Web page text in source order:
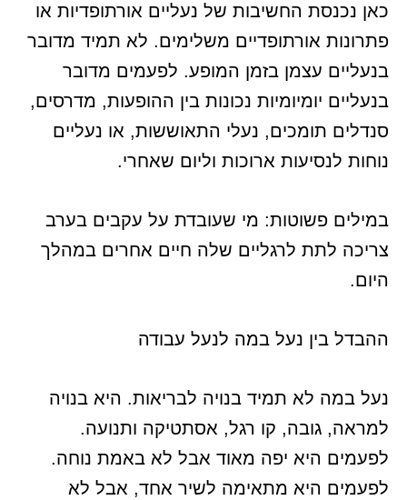
כאן נכנסת החשיבות של נעליים אורתופדיות או
פתרונות אורתופדיים משלימים. לא תמיד מדובר
בנעליים עצמן בזמן המופע. לפעמים מדובר
בנעליים יומיומיות נכונות בין ההופעות, מדרסים,
סנדלים תומכים, נעלי התאוששות, או נעליים
נוחות לנסיעות ארוכות וליום שאחרי.
במילים פשוטות: מי שעובדת על עקבים בערב
צריכה לתת לרגליים שלה חיים אחרים במהלך
היום.
ההבדל בין נעל במה לנעל עבודה
נעל במה לא תמיד בנויה לבריאות. היא בנויה
למראה, גובה, קו רגל, אסתטיקה ותנועה.
לפעמים היא יפה מאוד אבל לא באמת נוחה.
לפעמים היא מתאימה לשיר אחד, אבל לא